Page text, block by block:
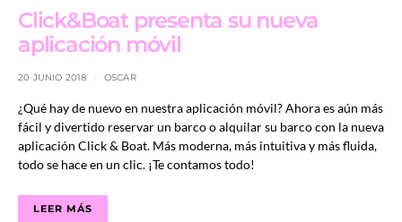
Click&Boat presenta su nueva
aplicación móvil
20 JUNIO 2018 OSCAR
¿Qué hay de nuevo en nuestra aplicación móvil? Ahora es aún más
fácil y divertido reservar un barco o alquilar su barco con la nueva
aplicación Click & Boat. Más moderna, más intuitiva y más fluida,
todo se hace en un clic. ¡Te contamos todo!
LEER MÁS